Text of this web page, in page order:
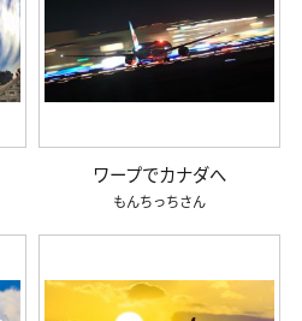
ワープでカナダへ
もんちっち